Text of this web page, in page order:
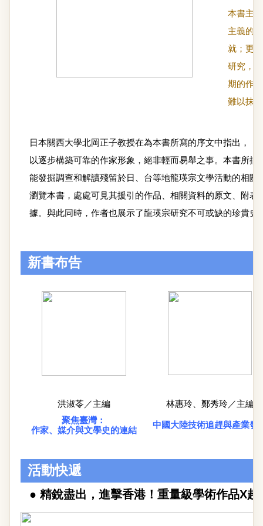
本書主
主義的
就；更
研究，
期的作
難以抹
日本關西大學北岡正子教授在為本書所寫的序文中指出，
以逐步構築可靠的作家形象，絕非輕而易舉之事。本書所
能發掘調查和解讀殘留於日、台等地龍瑛宗文學活動的相
瀏覽本書，處處可見其援引的作品、相關資料的原文、附
據。與此同時，作者也展示了龍瑛宗研究不可或缺的珍貴
新書布告
洪淑苓／主編
林惠玲、鄭秀玲／主編
聚焦臺灣：
作家、媒介與文學史的連結
中國大陸技術追趕與產業發
活動快遞
● 精銳盡出，進擊香港！重量級學術作品X